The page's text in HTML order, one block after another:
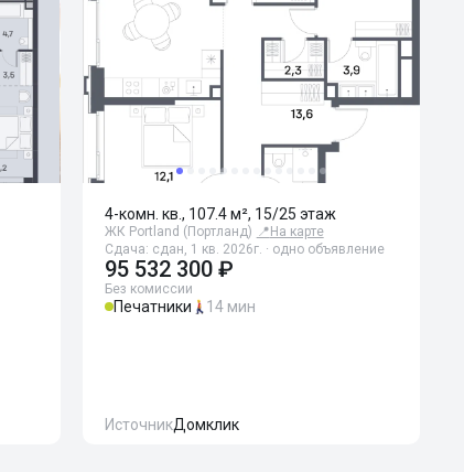
4-комн. кв., 107.4 м², 15/25 этаж
ЖК Portland (Портланд) 📍 На карте
Сдача: сдан, 1 кв. 2026г. · одно объявление
95 532 300 ₽
Без комиссии
Печатники 14 мин
ИсточникДомклик